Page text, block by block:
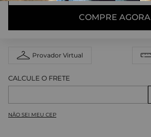
COMPRE AGORA
Provador Virtual
NÃO SEI MEU CEP